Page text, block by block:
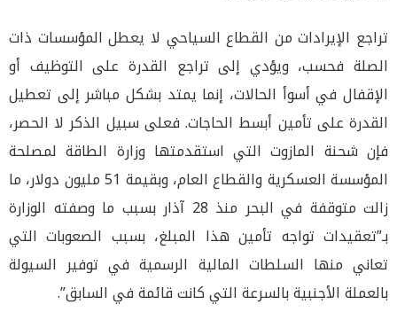
تراجع الإيرادات من القطاع السياحي لا يعطل المؤسسات ذات
الصلة فحسب، ويؤدي إلى تراجع القدرة على التوظيف أو
الإقفال في أسوأ الحالات، إنما يمتد بشكل مباشر إلى تعطيل
القدرة على تأمين أبسط الحاجات. فعلى سبيل الذكر لا الحصر،
فإن شحنة المازوت التي استقدمتها وزارة الطاقة لمصلحة
المؤسسة العسكرية والقطاع العام، وبقيمة 51 مليون دولار، ما
زالت متوقفة في البحر منذ 28 آذار بسبب ما وصفته الوزارة
بـ”تعقيدات تواجه تأمين هذا المبلغ، بسبب الصعوبات التي
تعاني منها السلطات المالية الرسمية في توفير السيولة
بالعملة الأجنبية بالسرعة التي كانت قائمة في السابق”.